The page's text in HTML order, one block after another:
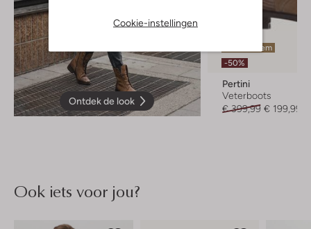
Cookie-instellingen
Ontdek de look
Laatste item
-50%
Pertini
Veterboots
€ 399,99 € 199,99
Ook iets voor jou?